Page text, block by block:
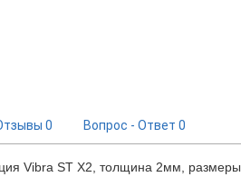
0 Вопрос - Ответ 0
Vibra ST X2, толщина 2мм, размеры